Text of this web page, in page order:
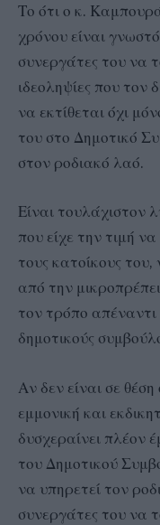
Το ότι ο κ.
χρόνου είναι
συνεργάτες του να
ιδεοληψίες που τον
να εκτίθεται όχι
του στο Δημοτικό
στον ροδιακό λαό.
Είναι τουλάχιστον
που είχε την τιμή
τους κατοίκους
από την
τον τρόπο
δημοτικούς
Αν δεν είναι σε
εμμονική και
δυσχεραίνει πλέον
του Δημοτικού
να υπηρετεί τον
συνεργάτες του να